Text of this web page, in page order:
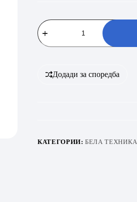
VIVAX
HOME
BH-
02MVC
Додади за споредба
КАТЕГОРИИ:БЕЛА ТЕХНИКА